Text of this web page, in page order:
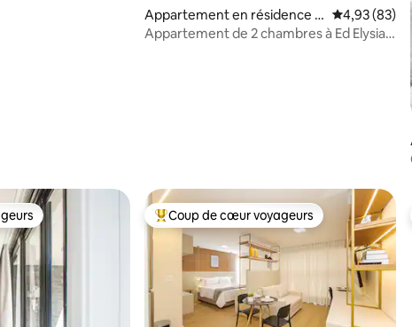
33 commentaires : 4,97 sur 5
Appartement en résidence ⋅
Curitiba
Évaluation
4,93 (83)
Appartement de 2 chambres à Ed Elysia
Coups de cœur voyageurs les plus appréciés
Coup de cœur voyageurs